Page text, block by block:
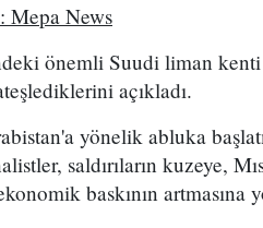
Mepa News
önemli Suudi liman kenti
açıkladı.
yönelik abluka
saldırıların kuzeye,
baskının artmasına